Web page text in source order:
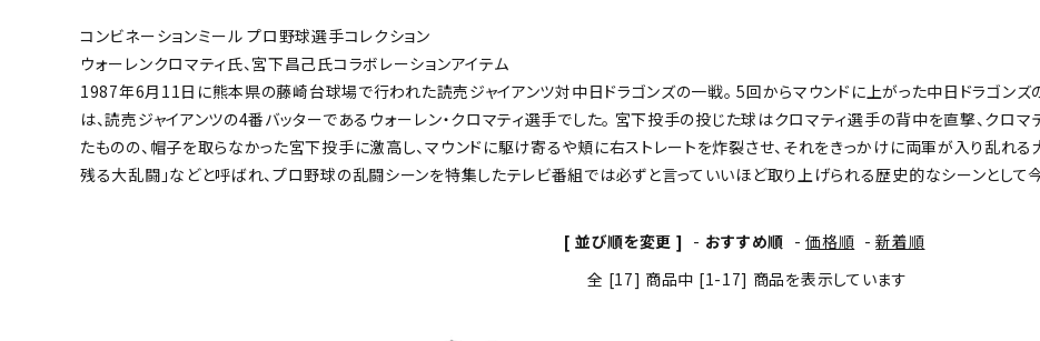
キャンベル料理長
コンビネーションミール プロ野球選手コレクション
ウォーレンクロマティ氏、宮下昌己氏コラボレーションアイテム
1987年6月11日に熊本県の藤崎台球場で行われた読売ジャイアンツ対中日ドラゴンズの一戦。 5回からマウンドに上がった中日ドラゴン
は、読売ジャイアンツの4番バッターであるウォーレン・クロマティ選手でした。 宮下投手の投じた球はクロマティ選手の背中を直撃、クロマ
たものの、帽子を取らなかった宮下投手に激高し、マウンドに駆け寄るや頬に右ストレートを炸裂させ、それをきっかけに両軍が入り乱れる
残る大乱闘」などと呼ばれ、プロ野球の乱闘シーンを特集したテレビ番組では必ずと言っていいほど取り上げられる歴史的なシーンとして
[ 並び順を変更 ] - おすすめ順 -価格順 -新着順
全 [17] 商品中 [1-17] 商品を表示しています